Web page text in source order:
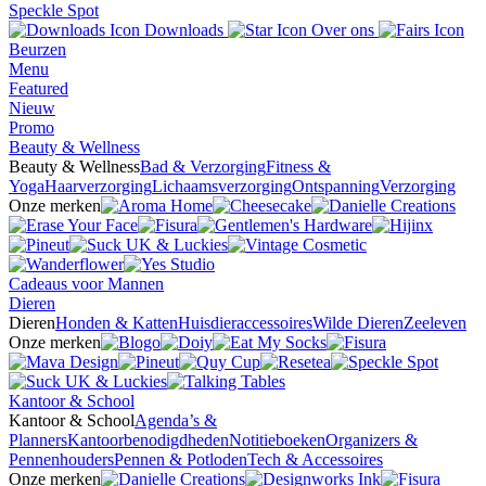
Speckle Spot
Downloads
Over ons
Beurzen
Menu
Featured
Nieuw
Promo
Beauty & Wellness
Beauty & WellnessBad & VerzorgingFitness &
YogaHaarverzorgingLichaamsverzorgingOntspanningVerzorging
Onze merken
Cadeaus voor Mannen
Dieren
DierenHonden & KattenHuisdieraccessoiresWilde DierenZeeleven
Onze merken
Kantoor & School
Kantoor & SchoolAgenda’s &
PlannersKantoorbenodigdhedenNotitieboekenOrganizers &
PennenhoudersPennen & PotlodenTech & Accessoires
Onze merken